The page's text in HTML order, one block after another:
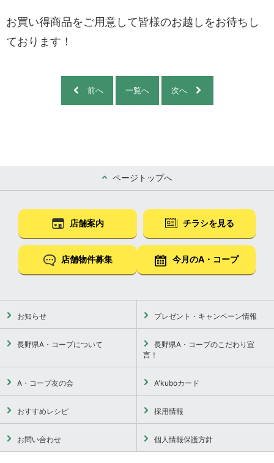
お買い得商品をご用意して皆様のお越しをお待ちし
ております！
前へ 一覧へ 次へ
ページトップへ
店舗案内 チラシを見る
店舗物件募集 今月のA・コープ
お知らせ プレゼント・キャンペーン情報
長野県A・コープについて
長野県A・コープのこだわり宣
言！
A・コープ友の会 A'kuboカード
おすすめレシピ 採用情報
お問い合わせ 個人情報保護方針